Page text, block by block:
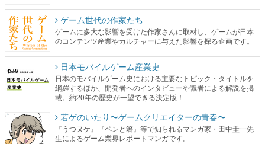
ゲーム世代の作家たち
ゲームに多大な影響を受けた作家さんに取材し、ゲームが日本
のコンテンツ産業やカルチャーに与えた影響を探る企画です。
日本モバイルゲーム産業史
日本のモバイルゲーム史における主要なトピック・タイトルを
網羅するほか、開発者へのインタビューや識者による解説を掲
載。約20年の歴史が一望できる決定版！
若ゲのいたり〜ゲームクリエイターの青春〜
『うつヌケ』『ペンと箸』等で知られるマンガ家・田中圭一先
生によるゲーム業界レポートマンガです。